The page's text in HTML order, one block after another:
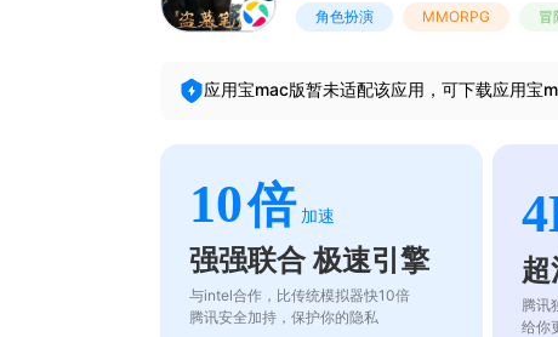
角色扮演 MMORPG 冒
应用宝mac版暂未适配该应用，可下载应用宝
10倍 加速
强强联合 极速引擎
与intel合作，比传统模拟器快10倍
腾讯安全加持，保护你的隐私
腾讯
给你